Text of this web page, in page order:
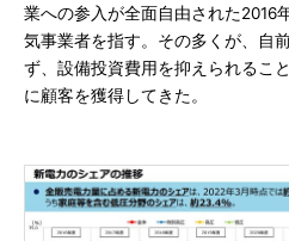
業への参入が全面自由された2016
気事業者を指す。その多くが、自
ず、設備投資費用を抑えられるこ
に顧客を獲得してきた。